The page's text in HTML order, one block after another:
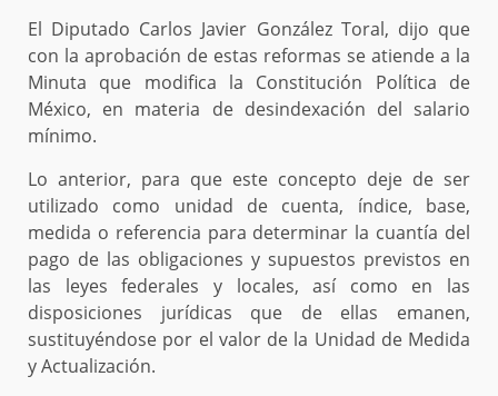
El Diputado Carlos Javier González Toral, dijo que
con la aprobación de estas reformas se atiende a la
Minuta que modifica la Constitución Política de
México, en materia de desindexación del salario
mínimo.
Lo anterior, para que este concepto deje de ser
utilizado como unidad de cuenta, índice, base,
medida o referencia para determinar la cuantía del
pago de las obligaciones y supuestos previstos en
las leyes federales y locales, así como en las
disposiciones jurídicas que de ellas emanen,
sustituyéndose por el valor de la Unidad de Medida
y Actualización.